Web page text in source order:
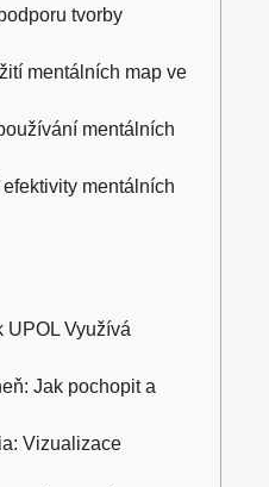
tvorby
mentálních map ve
mentálních
mentálních
UPOL Využívá
Jak pochopit a
Vizualizace